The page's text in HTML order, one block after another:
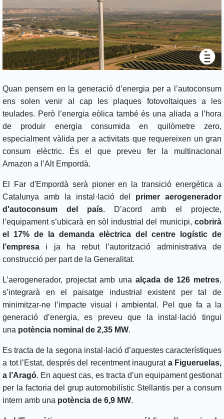
Quan pensem en la generació d’energia per a l’autoconsum
ens solen venir al cap les plaques fotovoltaiques a les
teulades. Però l’energia eòlica també és una aliada a l’hora
de produir energia consumida en quilòmetre zero,
especialment vàlida per a activitats que requereixen un gran
consum elèctric. És el que preveu fer la multinacional
Amazon a l’Alt Empordà.
El Far d'Empordà serà pioner en la transició energètica a
Catalunya amb la instal·lació del primer aerogenerador
d'autoconsum del país. D’acord amb el projecte,
l’equipament s’ubicarà en sòl industrial del municipi, cobrirà
el 17% de la demanda elèctrica del centre logístic de
l’empresa i ja ha rebut l’autorització administrativa de
construcció per part de la Generalitat.
L’aerogenerador, projectat amb una alçada de 126 metres,
s’integrarà en el paisatge industrial existent per tal de
minimitzar-ne l’impacte visual i ambiental. Pel que fa a la
generació d’energia, es preveu que la instal·lació tingui
una potència nominal de 2,35 MW.
Es tracta de la segona instal·lació d’aquestes característiques
a tot l’Estat, després del recentment inaugurat a Figueruelas,
a l’Aragó. En aquest cas, es tracta d’un equipament gestionat
per la factoria del grup automobilístic Stellantis per a consum
intern amb una potència de 6,9 MW.